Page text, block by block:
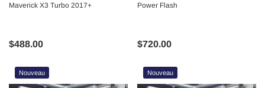
Maverick X3 Turbo 2017+
$488.00
Power Flash
$720.00
Nouveau Nouveau